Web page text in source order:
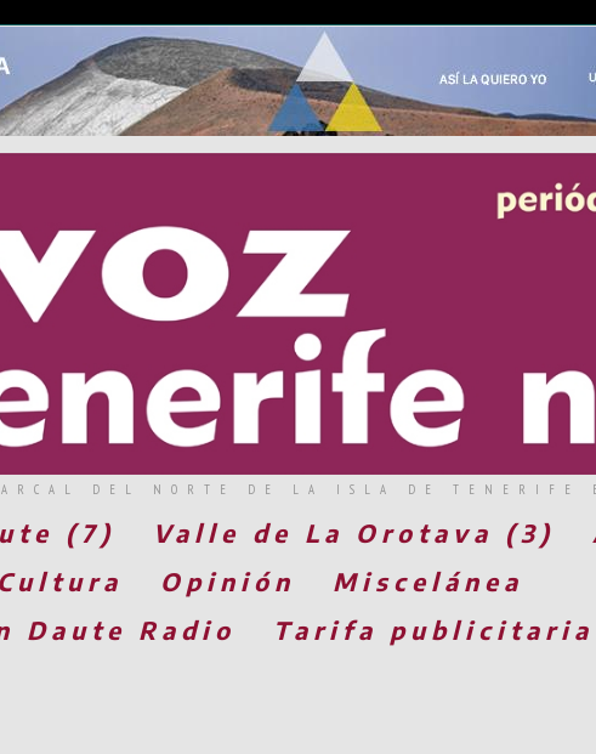
DEL NORTE DE LA ISLA DE TENERIFE
(7) Valle de La Orotava (3)
Cultura Opinión
Miscelánea
Daute Radio
Tarifa publicitaria